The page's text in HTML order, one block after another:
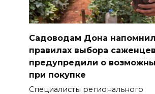
Садоводам Дона
правилах выбора
предупредили о
при покупке
Специалисты регионального